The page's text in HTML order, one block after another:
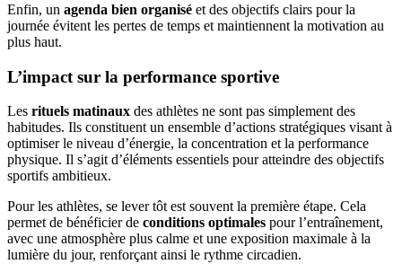
Enfin, un agenda bien organisé et des objectifs clairs pour la
journée évitent les pertes de temps et maintiennent la motivation au
plus haut.
L’impact sur la performance sportive
Les rituels matinaux des athlètes ne sont pas simplement des
habitudes. Ils constituent un ensemble d’actions stratégiques visant à
optimiser le niveau d’énergie, la concentration et la performance
physique. Il s’agit d’éléments essentiels pour atteindre des objectifs
sportifs ambitieux.
Pour les athlètes, se lever tôt est souvent la première étape. Cela
permet de bénéficier de conditions optimales pour l’entraînement,
avec une atmosphère plus calme et une exposition maximale à la
lumière du jour, renforçant ainsi le rythme circadien.